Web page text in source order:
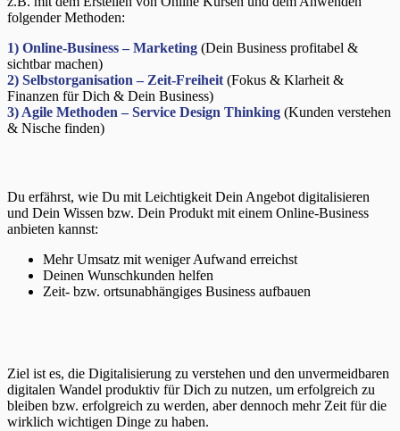
folgender Methoden:
1) Online-Business – Marketing (Dein Business profitabel &
sichtbar machen)
2) Selbstorganisation – Zeit-Freiheit(Fokus & Klarheit &
Finanzen für Dich & Dein Business)
3)Agile Methoden – Service Design Thinking (Kunden verstehen
& Nische finden)
Du erfährst, wie Du mit Leichtigkeit Dein Angebot digitalisieren
und Dein Wissen bzw. Dein Produkt mit einem Online-Business
anbieten kannst:
Mehr Umsatz mit weniger Aufwand erreichst
Deinen Wunschkunden helfen
Zeit- bzw. ortsunabhängiges Business aufbauen
Ziel ist es, die Digitalisierung zu verstehen und den unvermeidbaren
digitalen Wandel produktiv für Dich zu nutzen, um erfolgreich zu
bleiben bzw. erfolgreich zu werden, aber dennoch mehr Zeit für die
wirklich wichtigen Dinge zu haben.